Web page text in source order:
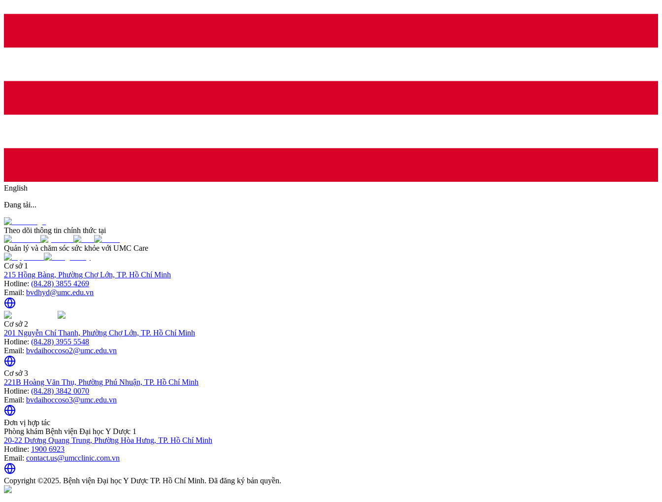
English
Đang tải...
Theo dõi thông tin chính thức tại
Quản lý và chăm sóc sức khỏe với UMC Care
Cơ sở 1
215 Hồng Bàng, Phường Chợ Lớn, TP. Hồ Chí Minh
Hotline: (84.28) 3855 4269
Email: bvdhyd@umc.edu.vn
Cơ sở 2
201 Nguyễn Chí Thanh, Phường Chợ Lớn, TP. Hồ Chí Minh
Hotline: (84.28) 3955 5548
Email: bvdaihoccoso2@umc.edu.vn
Cơ sở 3
221B Hoàng Văn Thụ, Phường Phú Nhuận, TP. Hồ Chí Minh
Hotline: (84.28) 3842 0070
Email: bvdaihoccoso3@umc.edu.vn
Đơn vị hợp tác
Phòng khám Bệnh viện Đại học Y Dược 1
20-22 Dương Quang Trung, Phường Hòa Hưng, TP. Hồ Chí Minh
Hotline: 1900 6923
Email: contact.us@umcclinic.com.vn
Copyright ©2025. Bệnh viện Đại học Y Dược TP. Hồ Chí Minh. Đã đăng ký bản quyền.